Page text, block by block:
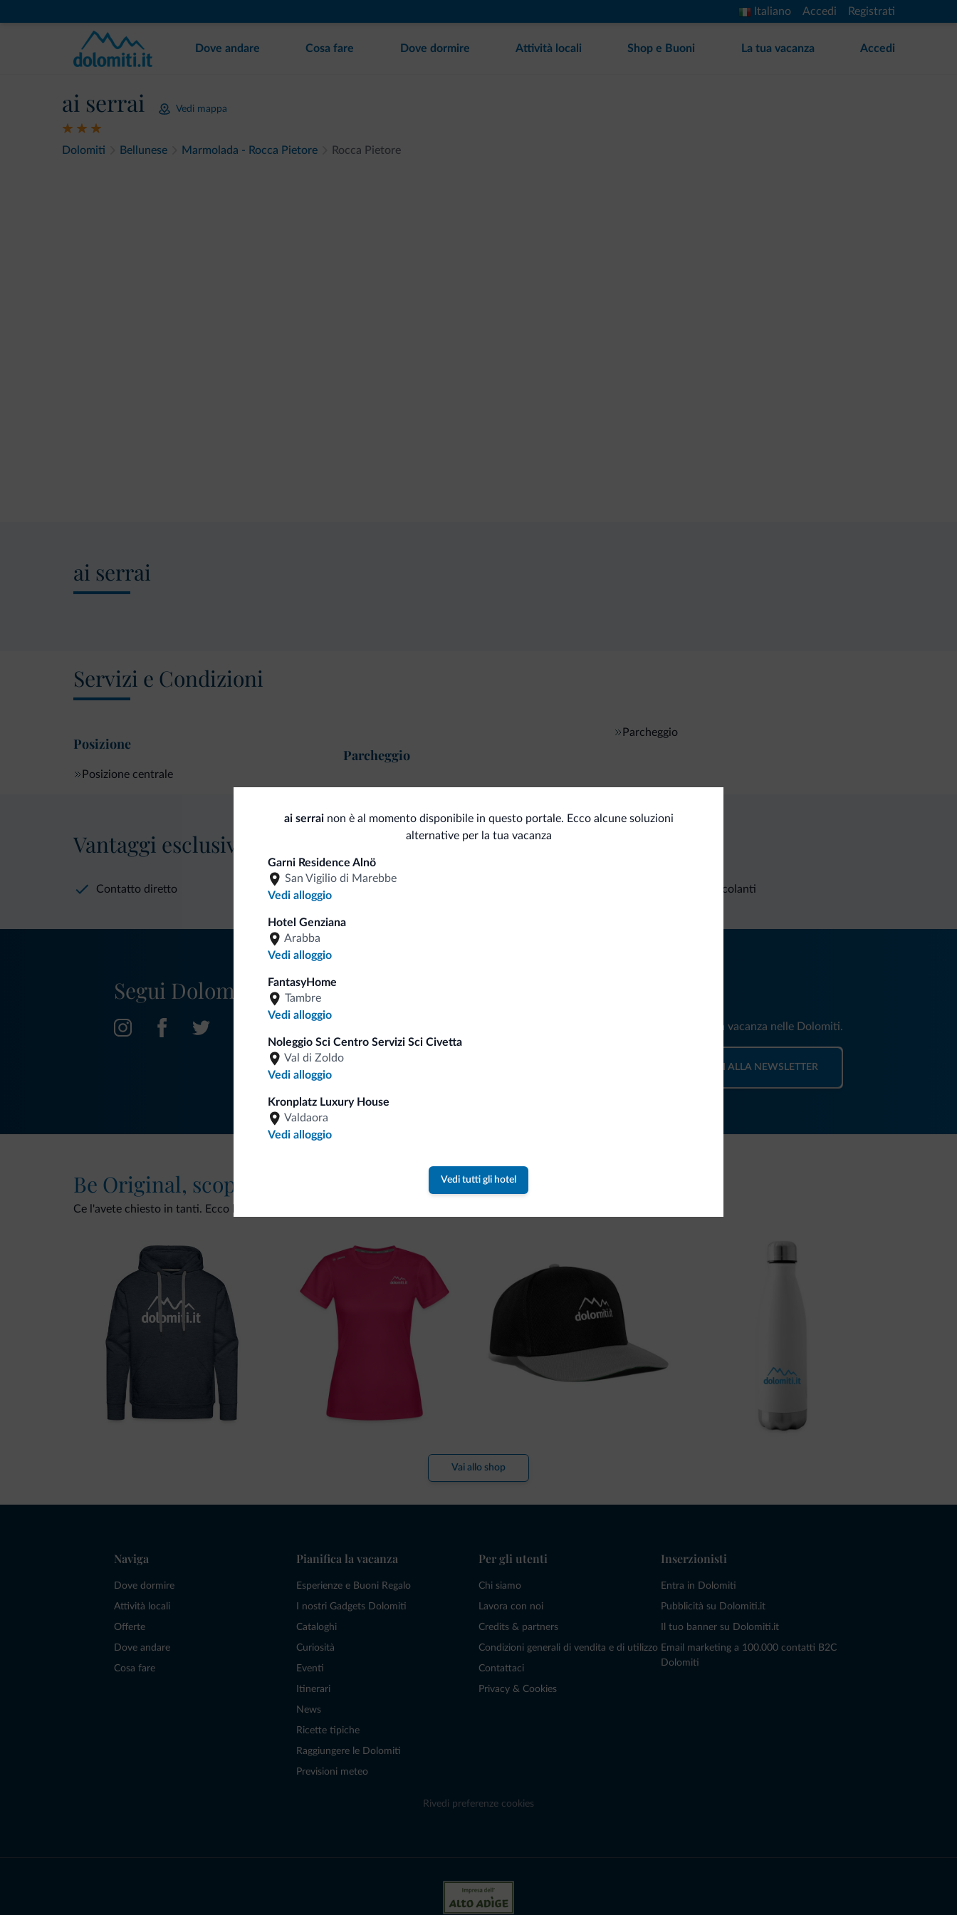
Italiano Accedi Registrati
Dove andare Cosa fare Dove dormire Attività locali Shop e Buoni La tua vacanza Accedi
ai serrai Vedi mappa
Dolomiti Bellunese Marmolada - Rocca Pietore Rocca Pietore
ai serrai
Servizi e Condizioni
Posizione
Posizione centrale
Parcheggio
Parcheggio
ai serrainon è al momento disponibile in questo portale. Ecco alcune soluzioni
alternative per la tua vacanza
Garni Residence Alnö
San Vigilio di Marebbe
Vedi alloggio
Hotel Genziana
Arabba
Vedi alloggio
FantasyHome
Tambre
Vedi alloggio
Noleggio Sci Centro Servizi Sci Civetta
Val di Zoldo
Vedi alloggio
Kronplatz Luxury House
Valdaora
Vedi alloggio
Vedi tutti gli hotel
Vantaggi esclusivi Dolomiti.it
Contatto diretto Richieste non vincolanti
Segui Dolomiti.it
Riceverai informazioni, offerte esclusive e news per la tua vacanza nelle Dolomiti.
ISCRIVITI ALLA NEWSLETTER
Be Original, scopri la nuova collezione
Ce l'avete chiesto in tanti. Ecco la nuova collezione firmata Dolomiti.it!
Vai allo shop
Naviga
Dove dormire
Attività locali
Offerte
Dove andare
Cosa fare
Pianifica la vacanza
Esperienze e Buoni Regalo
I nostri Gadgets Dolomiti
Cataloghi
Curiosità
Eventi
Itinerari
News
Ricette tipiche
Raggiungere le Dolomiti
Previsioni meteo
Per gli utenti
Chi siamo
Lavora con noi
Credits & partners
Condizioni generali di vendita e di utilizzo
Contattaci
Privacy & Cookies
Inserzionisti
Entra in Dolomiti
Pubblicità su Dolomiti.it
Il tuo banner su Dolomiti.it
Email marketing a 100.000 contatti B2C
Dolomiti
Rivedi preferenze cookies